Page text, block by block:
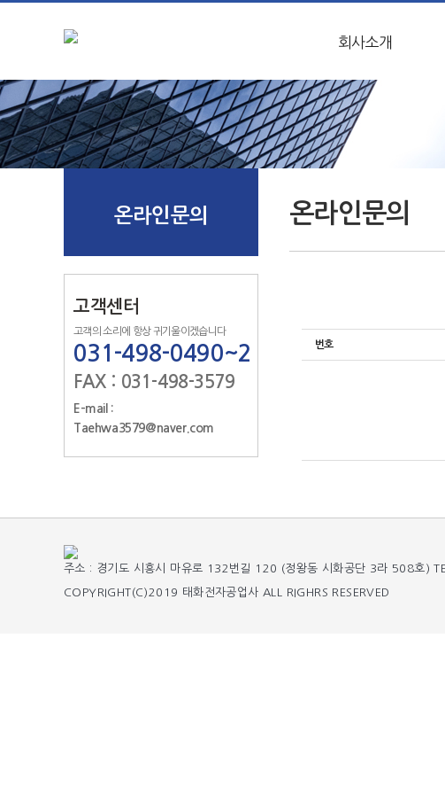
회사소개
온라인문의
고객센터
고객의 소리에 항상 귀기울이겠습니다
031-498-0490~2
FAX : 031-498-3579
E-mail :
Taehwa3579@naver.com
온라인문의
번호
주소 : 경기도 시흥시 마유로 132번길 120 (정왕동 시화공단 3라 508
COPYRIGHT(C)2019 태화전자공업사 ALL RIGHRS RESERVED